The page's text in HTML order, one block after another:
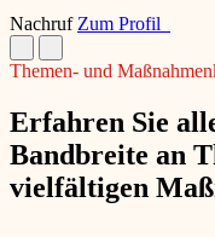
Nachruf Zum Profil
Themen- und
Erfahren Sie
Bandbreite an
vielfältigen